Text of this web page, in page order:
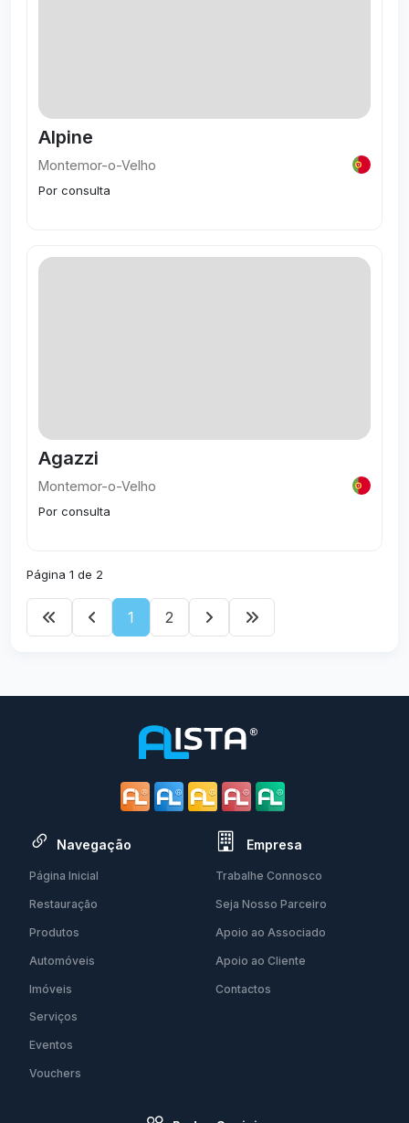
Alpine
Montemor-o-Velho
Por consulta
Agazzi
Montemor-o-Velho
Por consulta
Página 1 de 2
1 2
Navegação
Página Inicial
Restauração
Produtos
Automóveis
Imóveis
Serviços
Eventos
Vouchers
Empresa
Trabalhe Connosco
Seja Nosso Parceiro
Apoio ao Associado
Apoio ao Cliente
Contactos